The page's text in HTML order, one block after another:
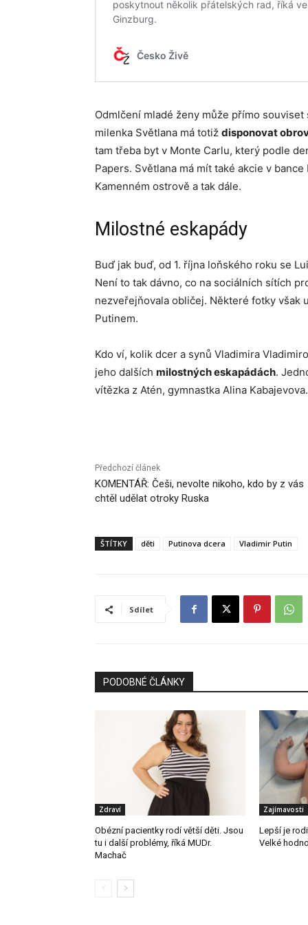
Odmlčení mladé ženy může přímo
milenka Světlana má totiž disponovat
tam třeba byt v Monte Carlu, který podle
Papers. Světlana má mít také akcie v
Kamenném ostrově a tak dále.
Milostné eskapády
Buď jak buď, od 1. října loňského roku se
Není to tak dávno, co na sociálních sítích
nezveřejňovala obličej. Některé fotky však
Putinem.
Kdo ví, kolik dcer a synů Vladimira
jeho dalších milostných eskapádách.
vítězka z Atén, gymnastka Alina Kabajevova.
Předchozí článek
KOMENTÁŘ: Češi, nevolte nikoho, kdo by z vás
chtěl udělat otroky Ruska
ŠTÍTKY děti Putinova dcera Vladimir Putin
Sdílet
PODOBNÉ ČLÁNKY
Zdraví
Obézní pacientky rodí větší děti. Jsou
tu i další problémy, říká MUDr.
Machač
Zajímavosti
Lepší je
Velké